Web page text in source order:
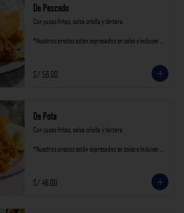
De Pescado
Con yucas fritas, salsa criolla y tártara.
*Nuestros precios están expresados en soles e incluyen
S/ 56.00
De Pota
Con yucas fritas, salsa criolla y tártara
*Nuestros precios están expresados en soles e incluyen
S/ 46.00